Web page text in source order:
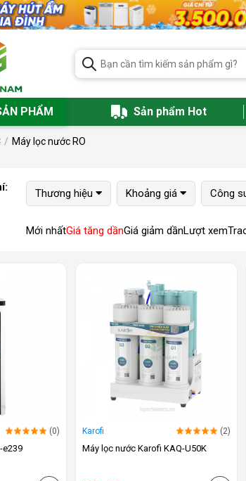
PHẨM Sản phẩm Hot
Máy lọc nước RO
Thương hiệu Khoảng giá Công
Mới nhấtGiá tăng dầnGiá giảm dầnLượt xem
(0)
e239
Karofi (2)
Máy lọc nước Karofi KAQ-U50K